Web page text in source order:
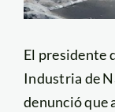
El presidente
Industria de
denunció que